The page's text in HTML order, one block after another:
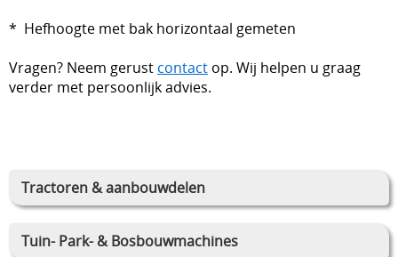
Tractoren & aanbouwdelen
Tuin- Park- & Bosbouwmachines
* Hefhoogte met bak horizontaal gemeten
Vragen? Neem gerust contact op. Wij helpen u graag
verder met persoonlijk advies.